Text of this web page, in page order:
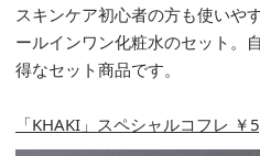
スキンケア初心者の方も使いや
ールインワン化粧水のセット。
得なセット商品です。
「KHAKI」スペシャルコフレ